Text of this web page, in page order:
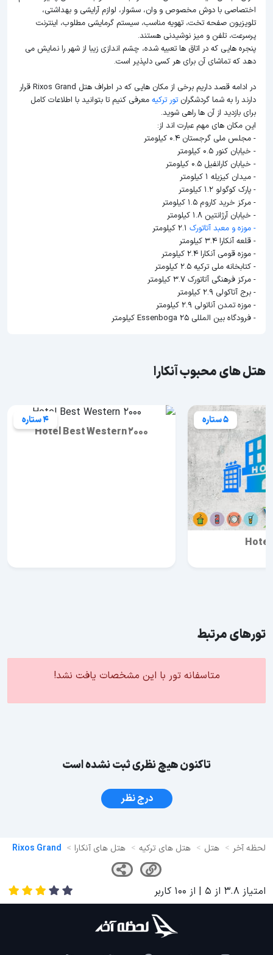
اختصاصی با دوش مخصوص و وان، سشوار، لوازم آرایشی و بهداشتی،
تلویزیون صفحه تخت، تهویه مناسب، سیستم گرمایشی مطلوب، اینترنت
پرسرعت، تلفن و میز نوشیدنی هستند.
پنجره هایی که در اتاق ها تعبیه شده، چشم اندازی زیبا از شهر را نمایش می
دهد که تماشای آن برای هر کسی دلپذیر است.
در ادامه قصد داریم برخی از مکان هایی که در اطراف هتل Rixos Grand قرار
دارند را به شما گردشگران تور ترکیه معرفی کنیم تا بتوانید با اطلاعات کامل
برای بازدید از آن ها راهی شوید.
این مکان های مهم عبارت اند از:
- مجلس ملی گرجستان 0.4 کیلومتر
- خیابان کنور 0.5 کیلومتر
- خیابان کارانفیل 0.5 کیلومتر
- میدان کیزیله 1 کیلومتر
- پارک کوگولو 1.2 کیلومتر
- مرکز خرید کاروم 1.5 کیلومتر
- خیابان آرژانتین 1.8 کیلومتر
- موزه و معبد آتاتورک
- قلعه آنکارا 3.4 کیلومتر
- موزه قومی آنکارا 2.4 کیلومتر
- کتابخانه ملی ترکیه 2.5 کیلومتر
- مرکز فرهنگی آتاتورک 3.7 کیلومتر
- برج آتاکولی 2.9 کیلومتر
- موزه تمدن آناتولی 2.9 کیلومتر
- فرودگاه بین المللی Essenboga 25 کیلومتر
هتل های محبوب آنکارا
5 ستاره
Hotel
4 ستاره
Hotel Best Western 2000
تورهای مرتبط
متاسفانه تور با این مشخصات یافت نشد!
تاکنون هیچ نظری ثبت نشده است
درج نظر
لحظه آخر هتل هتل های ترکیه هتل های آنکارا Rixos Grand
امتیاز 3.8 از 5 | از 100 کاربر